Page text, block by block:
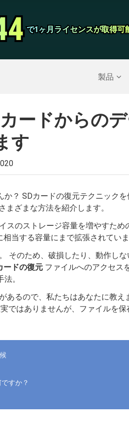
で1ヶ月ライセンスが取得可
で1ヶ月ライセンスが取得可
製品
削除されたデータを復元する>>
ードからの
す
？ SDカードの復元テクニック
ざまな方法を紹介します。
スのストレージ容量を増やすため
当する容量にまで拡張されていま
そのため、破損したり、動作しな
ードの復元 ファイルへのアクセス
。
あるので、私たちはあなたに教え
ではありませんが、ファイルを保
すか？